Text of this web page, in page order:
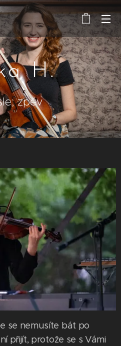
H.
zpěv
se nemusíte bát po
přijít, protože se s Vámi